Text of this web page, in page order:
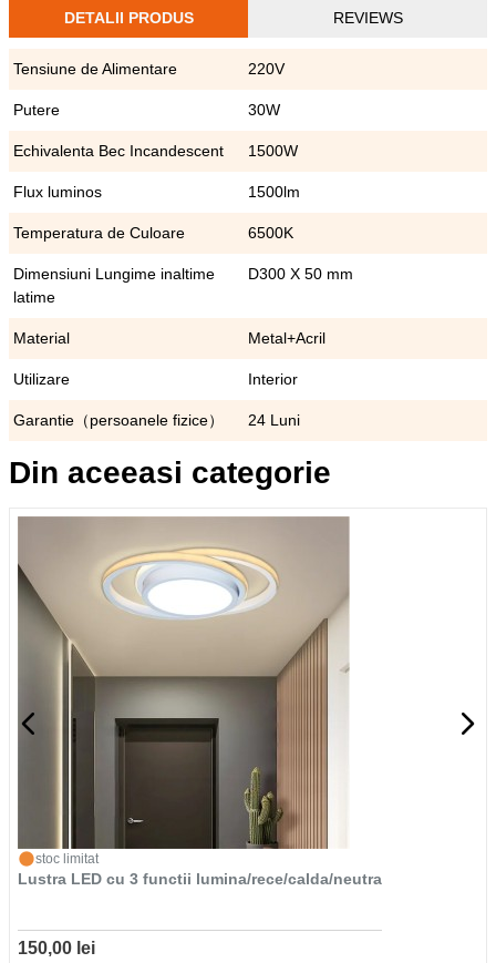
DETALII PRODUS REVIEWS
Tensiune de Alimentare 220V
Putere 30W
Echivalenta Bec Incandescent 1500W
Flux luminos 1500lm
Temperatura de Culoare 6500K
Dimensiuni Lungime inaltime
latime
D300 X 50 mm
Material Metal+Acril
Utilizare Interior
Garantie（persoanele fizice） 24 Luni
Din aceeasi categorie
stoc limitat
Lustra LED cu 3 functii lumina/rece/calda/neutra
150,00 lei